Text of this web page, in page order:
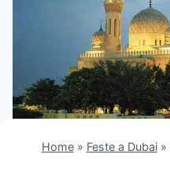
Home» Feste a Dubai»